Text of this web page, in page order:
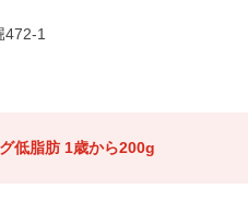
472-1
低脂肪 1歳から200g